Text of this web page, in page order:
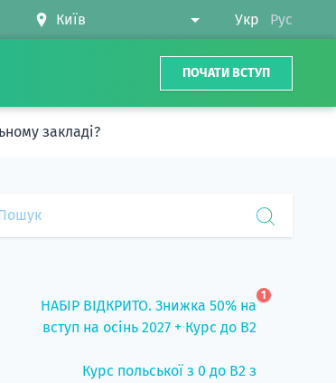
Укр Рус
ПОЧАТИ ВСТУП
закладі?
НАБІР ВІДКРИТО. Знижка 50% на
вступ на осінь 2027 + Курс до B2
1
Курс польської з 0 до B2 з